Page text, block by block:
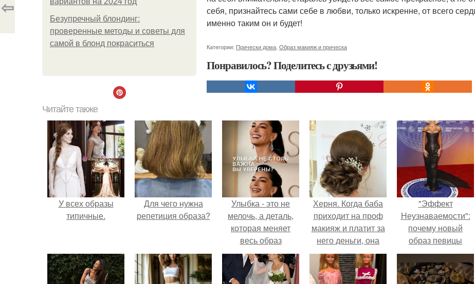
Безупречный блондинг:
проверенные методы и советы для
самой в блонд покраситься
себя, признайтесь сами себе в любви, только искренне, от всего
именно таким он и будет!
Категории: Прически дома Образ макияж и прическа
Понравилось? Поделитесь с друзьями!
⇦
Читайте также
У всех образы
типичные.
Для чего нужна
репетиция образа?
Улыбка - это не
мелочь, а деталь,
которая меняет
весь образ
человека.
Херня. Когда баба
приходит на проф
макияж и платит за
него деньги, она
хочет быть супир.
"Эффект
Неузнаваемости":
почему новый
образ певицы
вызвал споры о
гранях
возможного?